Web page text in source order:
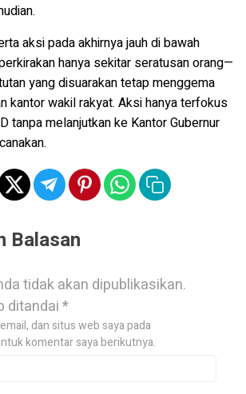
aksi pada akhirnya jauh di bawah
hanya sekitar seratusan orang—
yang disuarakan tetap menggema
kantor wakil rakyat. Aksi hanya terfokus
tanpa melanjutkan ke Kantor Gubernur
Balasan
tidak akan dipublikasikan.
ditandai*
dan situs web saya pada
komentar saya berikutnya.